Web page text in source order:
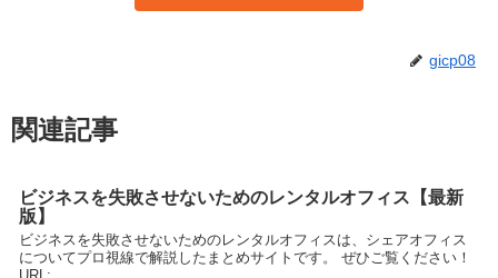
gicp08
関連記事
ビジネスを失敗させないためのレンタルオフィス【最新
版】
ビジネスを失敗させないためのレンタルオフィスは、シェアオフィス
についてプロ視線で解説したまとめサイトです。 ぜひご覧ください！